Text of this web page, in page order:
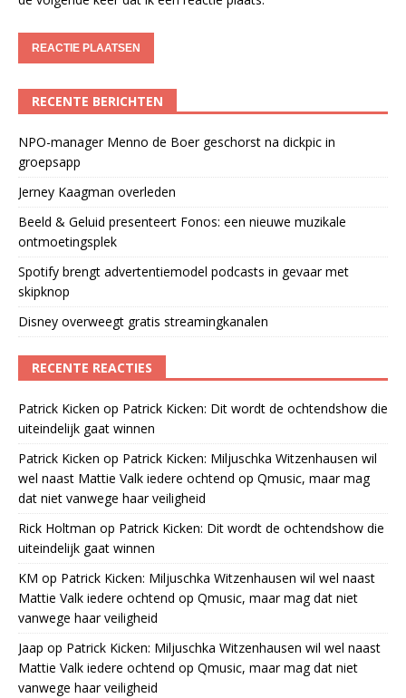
RECENTE BERICHTEN
NPO-manager Menno de Boer geschorst na dickpic in
groepsapp
Jerney Kaagman overleden
Beeld & Geluid presenteert Fonos: een nieuwe muzikale
ontmoetingsplek
Spotify brengt advertentiemodel podcasts in gevaar met
skipknop
Disney overweegt gratis streamingkanalen
RECENTE REACTIES
Patrick Kicken op Patrick Kicken: Dit wordt de ochtendshow die
uiteindelijk gaat winnen
Patrick Kicken op Patrick Kicken: Miljuschka Witzenhausen wil
wel naast Mattie Valk iedere ochtend op Qmusic, maar mag
dat niet vanwege haar veiligheid
Rick Holtman op Patrick Kicken: Dit wordt de ochtendshow die
uiteindelijk gaat winnen
KM op Patrick Kicken: Miljuschka Witzenhausen wil wel naast
Mattie Valk iedere ochtend op Qmusic, maar mag dat niet
vanwege haar veiligheid
Jaap op Patrick Kicken: Miljuschka Witzenhausen wil wel naast
Mattie Valk iedere ochtend op Qmusic, maar mag dat niet
vanwege haar veiligheid